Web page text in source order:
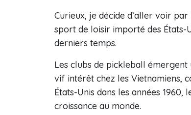
Curieux, je décide d’aller voir
sport de loisir importé des États-
derniers temps.
Les clubs de pickleball
vif intérêt chez les Vietnamiens,
États-Unis dans les années
croissance au monde.